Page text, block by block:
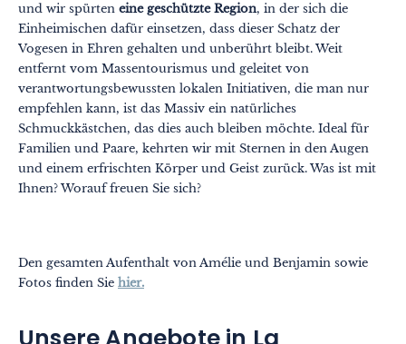
und wir spürten eine geschützte Region, in der sich die
Einheimischen dafür einsetzen, dass dieser Schatz der
Vogesen in Ehren gehalten und unberührt bleibt. Weit
entfernt vom Massentourismus und geleitet von
verantwortungsbewussten lokalen Initiativen, die man nur
empfehlen kann, ist das Massiv ein natürliches
Schmuckkästchen, das dies auch bleiben möchte. Ideal für
Familien und Paare, kehrten wir mit Sternen in den Augen
und einem erfrischten Körper und Geist zurück. Was ist mit
Ihnen? Worauf freuen Sie sich?
Den gesamten Aufenthalt von Amélie und Benjamin sowie
Fotos finden Sie hier.